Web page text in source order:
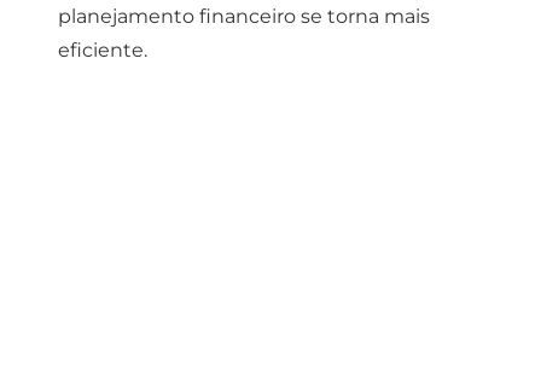
planejamento financeiro se torna mais
eficiente.